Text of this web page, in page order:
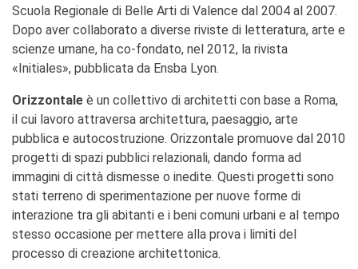
Scuola Regionale di Belle Arti di Valence dal 2004 al 2007.
Dopo aver collaborato a diverse riviste di letteratura, arte e
scienze umane, ha co-fondato, nel 2012, la rivista
«Initiales», pubblicata da Ensba Lyon.
Orizzontale è un collettivo di architetti con base a Roma,
il cui lavoro attraversa architettura, paesaggio, arte
pubblica e autocostruzione. Orizzontale promuove dal 2010
progetti di spazi pubblici relazionali, dando forma ad
immagini di città dismesse o inedite. Questi progetti sono
stati terreno di sperimentazione per nuove forme di
interazione tra gli abitanti e i beni comuni urbani e al tempo
stesso occasione per mettere alla prova i limiti del
processo di creazione architettonica.